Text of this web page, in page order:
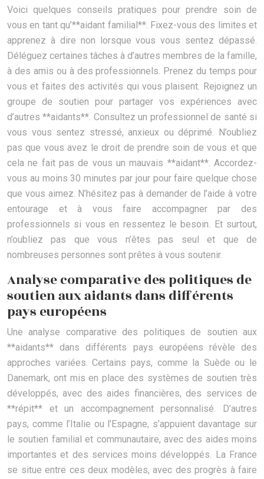
Voici quelques conseils pratiques pour prendre soin de
vous en tant qu’**aidant familial**. Fixez-vous des limites et
apprenez à dire non lorsque vous vous sentez dépassé.
Déléguez certaines tâches à d’autres membres de la famille,
à des amis ou à des professionnels. Prenez du temps pour
vous et faites des activités qui vous plaisent. Rejoignez un
groupe de soutien pour partager vos expériences avec
d’autres **aidants**. Consultez un professionnel de santé si
vous vous sentez stressé, anxieux ou déprimé. N’oubliez
pas que vous avez le droit de prendre soin de vous et que
cela ne fait pas de vous un mauvais **aidant**. Accordez-
vous au moins 30 minutes par jour pour faire quelque chose
que vous aimez. N’hésitez pas à demander de l’aide à votre
entourage et à vous faire accompagner par des
professionnels si vous en ressentez le besoin. Et surtout,
n’oubliez pas que vous n’êtes pas seul et que de
nombreuses personnes sont prêtes à vous soutenir.
Analyse comparative des politiques de
soutien aux aidants dans différents
pays européens
Une analyse comparative des politiques de soutien aux
**aidants** dans différents pays européens révèle des
approches variées. Certains pays, comme la Suède ou le
Danemark, ont mis en place des systèmes de soutien très
développés, avec des aides financières, des services de
**répit** et un accompagnement personnalisé. D’autres
pays, comme l’Italie ou l’Espagne, s’appuient davantage sur
le soutien familial et communautaire, avec des aides moins
importantes et des services moins développés. La France
se situe entre ces deux modèles, avec des progrès à faire